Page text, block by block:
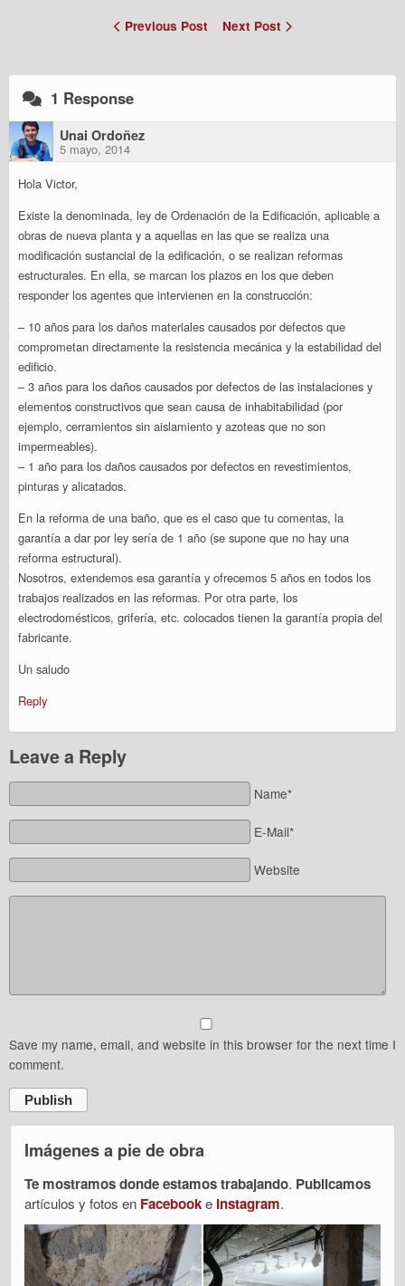
Previous Post Next Post
1 Response
Unai Ordoñez
5 mayo, 2014
Hola Victor,
Existe la denominada, ley de Ordenación de la Edificación, aplicable a
obras de nueva planta y a aquellas en las que se realiza una
modificación sustancial de la edificación, o se realizan reformas
estructurales. En ella, se marcan los plazos en los que deben
responder los agentes que intervienen en la construcción:
– 10 años para los daños materiales causados por defectos que
comprometan directamente la resistencia mecánica y la estabilidad del
edificio.
– 3 años para los daños causados por defectos de las instalaciones y
elementos constructivos que sean causa de inhabitabilidad (por
ejemplo, cerramientos sin aislamiento y azoteas que no son
impermeables).
– 1 año para los daños causados por defectos en revestimientos,
pinturas y alicatados.
En la reforma de una baño, que es el caso que tu comentas, la
garantía a dar por ley sería de 1 año (se supone que no hay una
reforma estructural).
Nosotros, extendemos esa garantía y ofrecemos 5 años en todos los
trabajos realizados en las reformas. Por otra parte, los
electrodomésticos, grifería, etc. colocados tienen la garantía propia del
fabricante.
Un saludo
Reply
Leave a Reply
Name*
E-Mail*
Website
Save my name, email, and website in this browser for the next time I
comment.
Publish
Imágenes a pie de obra
Te mostramos donde estamos trabajando. Publicamos
artículos y fotos en Facebooke Instagram.